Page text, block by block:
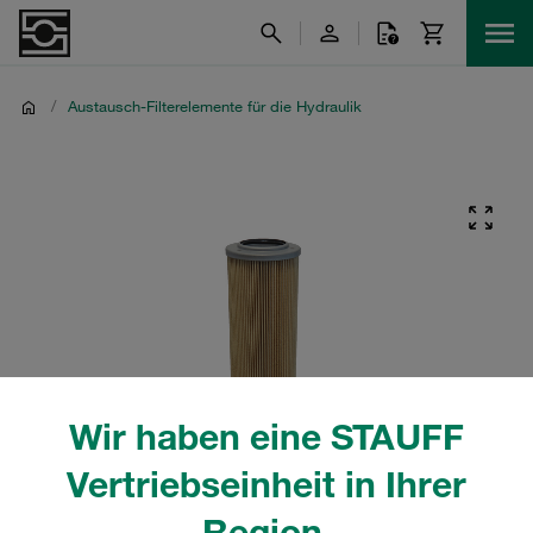
Wir haben eine STAUFF
Vertriebseinheit in Ihrer
/ Austausch-Filterelemente für die Hydraulik